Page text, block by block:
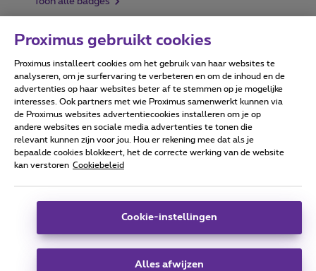
Forumvoorwaarden Accessibility statement
Alle rechten voorbehouden. © Proximus
Algemene voorwaarden, consumenteninfo
Deze website is gecreëerd en wordt beheerd conform het
Koning Albert II-laan 27 - B-1030 Brussel.
Proximus gebruikt cookies
Proximus installeert cookies om het gebruik van haar websites te
analyseren, om je surfervaring te verbeteren en om de inhoud en de
advertenties op haar websites beter af te stemmen op je mogelijke
interesses. Ook partners met wie Proximus samenwerkt kunnen via
de Proximus websites advertentiecookies installeren om je op
andere websites en sociale media advertenties te tonen die
relevant kunnen zijn voor jou. Hou er rekening mee dat als je
bepaalde cookies blokkeert, het de correcte werking van de website
kan verstoren Cookiebeleid
Cookie-instellingen
Alles afwijzen